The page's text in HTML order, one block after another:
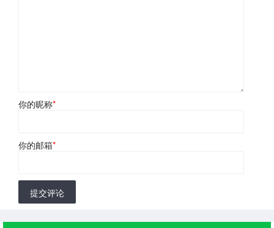
你的昵称*
你的邮箱*
提交评论